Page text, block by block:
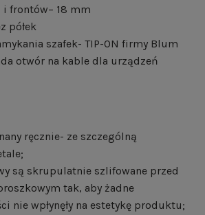
frontów– 18 mm
półek
szafek- TIP-ON firmy Blum
otwór na kable dla urządzeń
ręcznie- ze szczególną
są skrupulatnie szlifowane przed
tak, aby żadne
nie wpłynęły na estetykę produktu;